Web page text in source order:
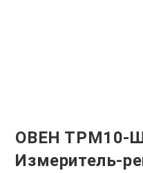
ОВЕН ТРМ10-
Измеритель-